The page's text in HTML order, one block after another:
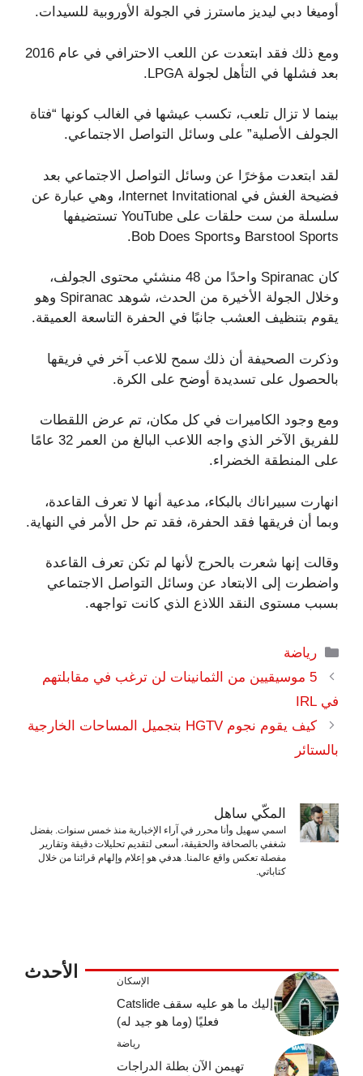
أوميغا دبي ليديز ماسترز في الجولة الأوروبية للسيدات.
ومع ذلك فقد ابتعدت عن اللعب الاحترافي في عام 2016
بعد فشلها في التأهل لجولة LPGA.
بينما لا تزال تلعب، تكسب عيشها في الغالب كونها “فتاة
الجولف الأصلية” على وسائل التواصل الاجتماعي.
لقد ابتعدت مؤخرًا عن وسائل التواصل الاجتماعي بعد
فضيحة الغش في Internet Invitational، وهي عبارة عن
سلسلة من ست حلقات على YouTube تستضيفها
Barstool Sports وBob Does Sports.
كان Spiranac واحدًا من 48 منشئي محتوى الجولف،
وخلال الجولة الأخيرة من الحدث، شوهد Spiranac وهو
يقوم بتنظيف العشب جانبًا في الحفرة التاسعة العميقة.
وذكرت الصحيفة أن ذلك سمح للاعب آخر في فريقها
بالحصول على تسديدة أوضح على الكرة.
ومع وجود الكاميرات في كل مكان، تم عرض اللقطات
للفريق الآخر الذي واجه اللاعب البالغ من العمر 32 عامًا
على المنطقة الخضراء.
انهارت سبيراناك بالبكاء، مدعية أنها لا تعرف القاعدة،
وبما أن فريقها فقد الحفرة، فقد تم حل الأمر في النهاية.
وقالت إنها شعرت بالحرج لأنها لم تكن تعرف القاعدة
واضطرت إلى الابتعاد عن وسائل التواصل الاجتماعي
بسبب مستوى النقد اللاذع الذي كانت تواجهه.
التصنيفات
رياضة
5 موسيقيين من الثمانينات لن ترغب في مقابلتهم
في IRL
كيف يقوم نجوم HGTV بتجميل المساحات الخارجية
بالستائر
المكّي ساهل
اسمي سهيل وأنا محرر في آراء الإخبارية منذ خمس سنوات. بفضل
شغفي بالصحافة والحقيقة، أسعى لتقديم تحليلات دقيقة وتقارير
مفصلة تعكس واقع عالمنا. هدفي هو إعلام وإلهام قرائنا من خلال
كتاباتي.
الأحدث الإسكان
إليك ما هو عليه سقف Catslide
فعليًا (وما هو جيد له)
رياضة
تهيمن الآن بطلة الدراجات